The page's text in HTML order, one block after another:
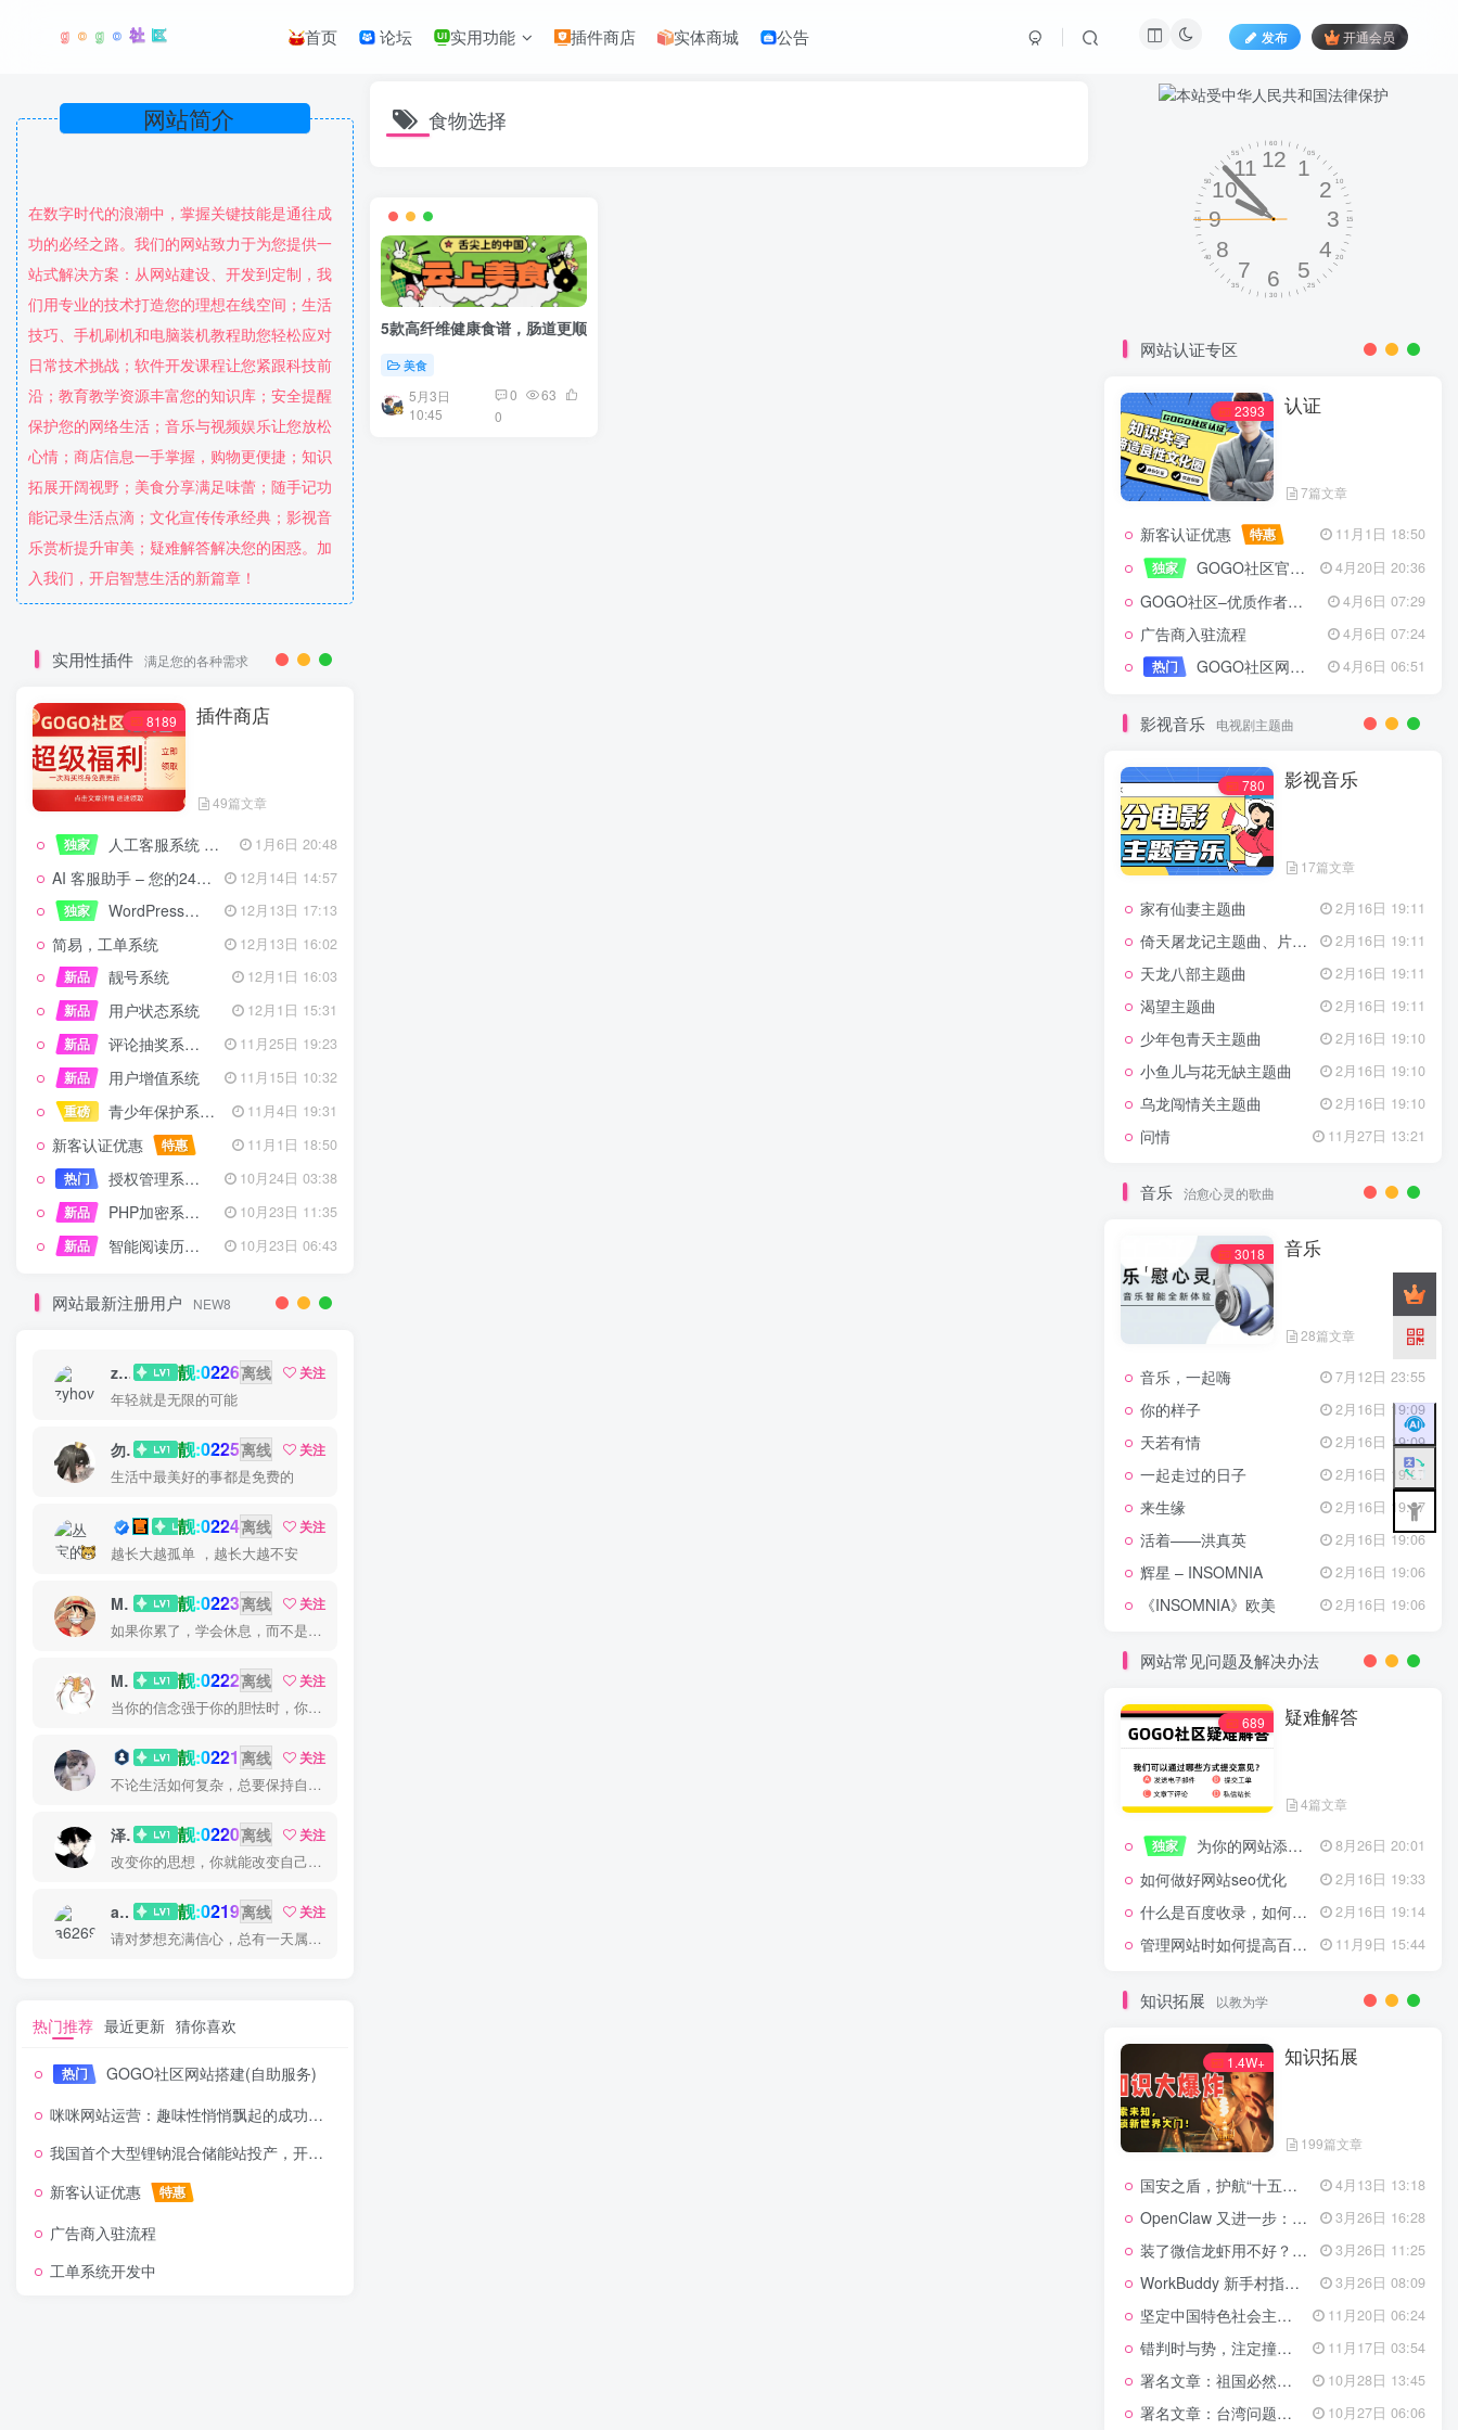
首页 论坛 实用功能 插件商店 实体商城 公告 发布 开通会员
在数字时代的浪潮中，掌握关键技能是通往成
功的必经之路。我们的网站致力于为您提供一
站式解决方案：从网站建设、开发到定制，我
们用专业的技术打造您的理想在线空间；生活
技巧、手机刷机和电脑装机教程助您轻松应对
日常技术挑战；软件开发课程让您紧跟科技前
沿；教育教学资源丰富您的知识库；安全提醒
保护您的网络生活；音乐与视频娱乐让您放松
心情；商店信息一手掌握，购物更便捷；知识
拓展开阔视野；美食分享满足味蕾；随手记功
能记录生活点滴；文化宣传传承经典；影视音
乐赏析提升审美；疑难解答解决您的困惑。加
入我们，开启智慧生活的新篇章！
实用性插件 满足您的各种需求
8189 插件商店
49篇文章
独家 人工客服系统 技术开发文档 1月6日 20:48
AI 客服助手 – 您的24/7智能客服专家
12月14日 14:57
独家
WordPress设备管理器插件 – 专业版 12月13日 17:13
简易，工单系统
12月13日 16:02
新品
靓号系统
12月1日 16:03
新品
用户状态系统
12月1日 15:31
新品
评论抽奖系统 – 完整功能详解
11月25日 19:23
新品
用户增值系统
11月15日 10:32
重磅
青少年保护系统 专为子比主题开发 11月4日 19:31
新客认证优惠 特惠
11月1日 18:50
热门
授权管理系统子比主题专版
10月24日 03:38
新品
PHP加密系统专业版
10月23日 11:35
新品
智能阅读历史系统 10月23日 06:43
网站最新注册用户 NEW8
zyhove 靓:0226离线
关注
年轻就是无限的可能
勿听 靓:0225离线
关注
生活中最美好的事都是免费的
丛宝 靓:0224离线
关注
越长大越孤单 ，越长大越不安
MS-康娃 靓:0223离线
关注
如果你累了，学会休息，而不是放弃
Miss 先生 靓:0222离线
关注
当你的信念强于你的胆怯时，你就可以将梦想变为现实了
猫小白 靓:0221 离线
关注
不论生活如何复杂，总要保持自己的那一份优雅
泽宇 靓:0220离线
关注
改变你的思想，你就能改变自己的命运
a626911 靓:0219离线
关注
请对梦想充满信心，总有一天属于你的彩虹会在天空微笑
热门推荐 最近更新 猜你喜欢
热门
GOGO社区网站搭建(自助服务)
咪咪网站运营：趣味性悄悄飘起的成功风头
我国首个大型锂钠混合储能站投产，开启储能新时代
新客认证优惠
特惠
广告商入驻流程
工单系统开发中
食物选择
5款高纤维健康食谱，肠道更顺畅！
美食
5月3日
10:45
0
63
0
网站认证专区
2393 认证
7篇文章
新客认证优惠 特惠
11月1日 18:50
独家
GOGO社区官方成员认证 4月20日 20:36
GOGO社区–优质作者认证 4月6日 07:29
广告商入驻流程
4月6日 07:24
热门
GOGO社区网站搭建(自助服务) 4月6日 06:51
影视音乐 电视剧主题曲
780 影视音乐
17篇文章
家有仙妻主题曲 2月16日 19:11
倚天屠龙记主题曲、片头曲 2月16日 19:11
天龙八部主题曲 2月16日 19:11
渴望主题曲 2月16日 19:11
少年包青天主题曲 2月16日 19:10
小鱼儿与花无缺主题曲 2月16日 19:10
乌龙闯情关主题曲 2月16日 19:10
问情 11月27日 13:21
音乐 治愈心灵的歌曲
3018 音乐
28篇文章
音乐，一起嗨 7月12日 23:55
你的样子 2月16日 19:09
天若有情 2月16日 19:09
一起走过的日子 2月16日 19:07
来生缘 2月16日 19:07
活着——洪真英 2月16日 19:06
辉星 – INSOMNIA 2月16日 19:06
《INSOMNIA》欧美 2月16日 19:06
网站常见问题及解决办法
689 疑难解答
4篇文章
独家 为你的网站添加百度登录 8月26日 20:01
如何做好网站seo优化 2月16日 19:33
什么是百度收录，如何提高收录量？ 2月16日 19:14
管理网站时如何提高百度权重？ 11月9日 15:44
知识拓展 以教为学
1.4W+ 知识拓展
199篇文章
国安之盾，护航“十五五”新征程 4月13日 13:18
OpenClaw 又进一步：微信直连+安全检测+版本切换 3月26日 16:28
装了微信龙虾用不好？3步让你轻松指挥AI干活！ 3月26日 11:25
WorkBuddy 新手村指南：10 个核心技巧帮你解锁满级虾🦞！ 3月26日 08:09
坚定中国特色社会主义法治的政治定力 11月20日 06:24
错判时与势，注定撞南墙 11月17日 03:54
署名文章：祖国必然统一势不可挡 10月28日 13:45
署名文章：台湾问题的由来和性质 10月27日 06:06